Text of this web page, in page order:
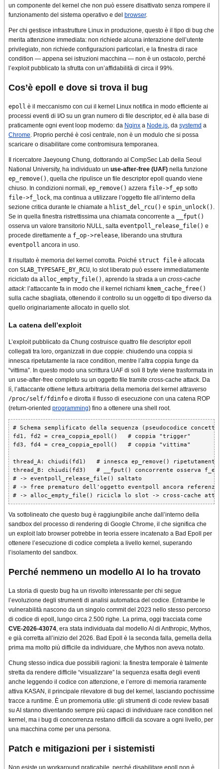
un componente del kernel che non può essere disattivato senza rompere il
funzionamento del sistema operativo e del browser.
Per chi gestisce infrastrutture Linux in produzione, questo è il tipo di bug che
merita attenzione immediata: non richiede alcuna interazione dell’utente
privilegiato, non richiede configurazioni particolari, e la finestra di race
condition — appena sei istruzioni macchina — non è un ostacolo, perché
l’exploit pubblicato la sfrutta con un’affidabilità di circa il 99%.
Cos’è epoll e dove si trova il bug
epoll è il meccanismo con cui il kernel Linux notifica in modo efficiente ai
processi eventi di I/O su un gran numero di file descriptor, ed è alla base di
praticamente ogni event loop moderno: da Nginx a Node.js, da systemd a
Chrome. Proprio perché è così centrale, non è un modulo che si possa
scaricare o disabilitare come contromisura temporanea.
Il ricercatore Jaeyoung Chung, dottorando al CompSec Lab della Seoul
National University, ha individuato un use-after-free (UAF) nella funzione
ep_remove() , quella che ripulisce un file descriptor epoll quando viene
chiuso. In condizioni normali, ep_remove() azzera file->f_ep sotto
file->f_lock, ma continua a utilizzare l’oggetto file all’interno della
sezione critica durante le chiamate a hlist_del_rcu() e spin_unlock() .
Se in quella finestra ristrettissima una chiamata concorrente a
__fput()
osserva un valore transitorio NULL, salta eventpoll_release_file() e
procede direttamente a f_op->release, liberando una struttura
eventpoll ancora in uso.
Il risultato è memoria del kernel corrotta. Poiché struct file è allocata
con SLAB_TYPESAFE_BY_RCU, lo slot liberato può essere immediatamente
riciclato da alloc_empty_file() , aprendo la strada a un cross-cache
attack: l’attaccante fa in modo che il kernel richiami kmem_cache_free()
sulla cache sbagliata, ottenendo il controllo su un oggetto di tipo diverso da
quello originariamente allocato in quello slot.
La catena dell’exploit
L’exploit pubblicato da Chung costruisce quattro file descriptor epoll
collegati tra loro, organizzati in due coppie: chiudendo una coppia si
innesca ripetutamente la race condition, mentre l’altra coppia funge da
“vittima”. In questo modo una scrittura UAF di soli 8 byte viene trasformata in
un use-after-free completo su un oggetto file tramite cross-cache attack. Da
lì, l’attaccante ottiene lettura arbitraria della memoria del kernel attraverso
/proc/self/fdinfo e dirotta il flusso di esecuzione con una catena ROP
(return-oriented programming) fino a ottenere una shell root.
# Schema semplificato della sequenza (pseudocodice
fd1, fd2 = crea_coppia_epoll()   # coppia "trigger"
fd3, fd4 = crea_coppia_epoll()   # coppia "vittima"
thread_A: chiudi(fd1)   # innesca ep_remove() ripetutamente
thread_B: chiudi(fd3)   # __fput() concorrente osserva f_ep
# -> eventpoll_release_file() saltato
# -> free prematuro dell'oggetto eventpoll ancora
Va sottolineato che questo bug è raggiungibile anche dall’interno della
sandbox del processo di rendering di Google Chrome, il che significa che
un exploit lato browser potrebbe in teoria essere incatenato a Bad Epoll per
ottenere l’esecuzione di codice completa a livello kernel, superando
l’isolamento del sandbox.
Perché nemmeno un modello AI lo ha trovato
La storia di questo bug ha un risvolto interessante per chi segue
l’evoluzione degli strumenti di analisi automatica del codice. Entrambe le
vulnerabilità nascono da un singolo commit del 2023 nello stesso percorso
di codice di epoll, lungo circa 2.500 righe. La prima, oggi tracciata come
CVE-2026-43074 , era stata individuata dal modello AI di Anthropic, Mythos,
e già corretta all’inizio del 2026. Bad Epoll è la seconda falla, gemella della
prima ma molto più difficile da individuare, che Mythos non aveva notato.
Chung stesso indica due possibili ragioni: la finestra temporale è talmente
stretta da rendere difficile “visualizzare” la sequenza esatta degli eventi
anche leggendo il codice con attenzione, e l’errore di memoria raramente
attiva KASAN, il principale rilevatore di bug del kernel, lasciando pochissime
tracce a runtime. È un promemoria utile: gli strumenti di code review basati
su AI stanno diventando sempre più capaci di individuare race condition nel
kernel, ma i bug di concorrenza restano difficili da scovare a ogni livello, per
una macchina come per una persona.
Patch e mitigazioni per i sistemisti
Non esiste un workaround praticabile, perché disabilitare epoll non è